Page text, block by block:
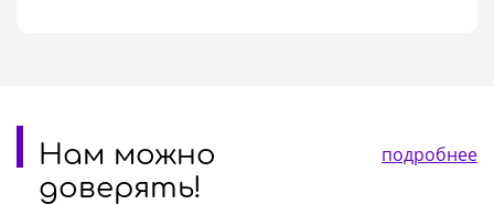
Нам можно
доверять!
подробнее